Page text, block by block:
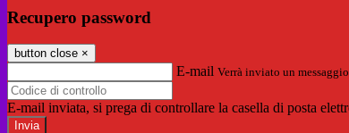
Recupero password
button close ×
E-mail Verrà inviato un
E-mail inviata, si prega di controllare la casella di posta